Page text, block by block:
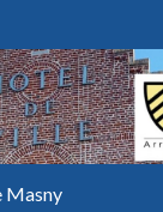
Masny